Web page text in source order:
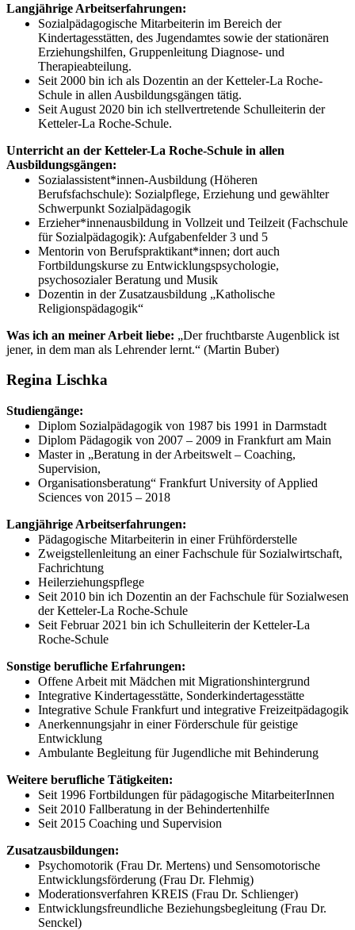
Langjährige Arbeitserfahrungen:
Sozialpädagogische Mitarbeiterin im Bereich der
Kindertagesstätten, des Jugendamtes sowie der stationären
Erziehungshilfen, Gruppenleitung Diagnose- und
Therapieabteilung.
Seit 2000 bin ich als Dozentin an der Ketteler-La Roche-
Schule in allen Ausbildungsgängen tätig.
Seit August 2020 bin ich stellvertretende Schulleiterin der
Ketteler-La Roche-Schule.
Unterricht an der Ketteler-La Roche-Schule in allen
Ausbildungsgängen:
Sozialassistent*innen-Ausbildung (Höheren
Berufsfachschule): Sozialpflege, Erziehung und gewählter
Schwerpunkt Sozialpädagogik
Erzieher*innenausbildung in Vollzeit und Teilzeit (Fachschule
für Sozialpädagogik): Aufgabenfelder 3 und 5
Mentorin von Berufspraktikant*innen; dort auch
Fortbildungskurse zu Entwicklungspsychologie,
psychosozialer Beratung und Musik
Dozentin in der Zusatzausbildung „Katholische
Religionspädagogik“
Was ich an meiner Arbeit liebe: „Der fruchtbarste Augenblick ist
jener, in dem man als Lehrender lernt.“ (Martin Buber)
Regina Lischka
Studiengänge:
Diplom Sozialpädagogik von 1987 bis 1991 in Darmstadt
Diplom Pädagogik von 2007 – 2009 in Frankfurt am Main
Master in „Beratung in der Arbeitswelt – Coaching,
Supervision,
Organisationsberatung“ Frankfurt University of Applied
Sciences von 2015 – 2018
Langjährige Arbeitserfahrungen:
Pädagogische Mitarbeiterin in einer Frühförderstelle
Zweigstellenleitung an einer Fachschule für Sozialwirtschaft,
Fachrichtung
Heilerziehungspflege
Seit 2010 bin ich Dozentin an der Fachschule für Sozialwesen
der Ketteler-La Roche-Schule
Seit Februar 2021 bin ich Schulleiterin der Ketteler-La
Roche-Schule
Sonstige berufliche Erfahrungen:
Offene Arbeit mit Mädchen mit Migrationshintergrund
Integrative Kindertagesstätte, Sonderkindertagesstätte
Integrative Schule Frankfurt und integrative Freizeitpädagogik
Anerkennungsjahr in einer Förderschule für geistige
Entwicklung
Ambulante Begleitung für Jugendliche mit Behinderung
Weitere berufliche Tätigkeiten:
Seit 1996 Fortbildungen für pädagogische MitarbeiterInnen
Seit 2010 Fallberatung in der Behindertenhilfe
Seit 2015 Coaching und Supervision
Zusatzausbildungen:
Psychomotorik (Frau Dr. Mertens) und Sensomotorische
Entwicklungsförderung (Frau Dr. Flehmig)
Moderationsverfahren KREIS (Frau Dr. Schlienger)
Entwicklungsfreundliche Beziehungsbegleitung (Frau Dr.
Senckel)